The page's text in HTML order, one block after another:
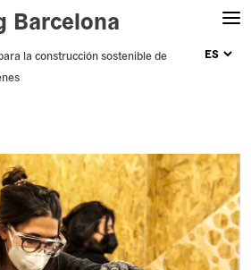
Barcelona
la construcción sostenible de